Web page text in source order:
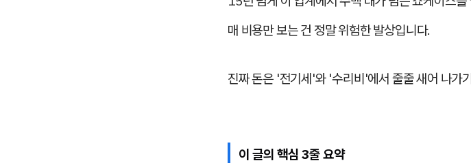
매 비용만 보는 건 정말 위험한 발상입니다.
진짜 돈은 '전기세'와 '수리비'에서 줄줄 새어 나가
이 글의 핵심 3줄 요약